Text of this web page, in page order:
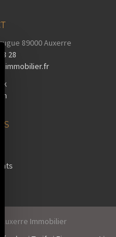
89000 Auxerre
28
Immobilier